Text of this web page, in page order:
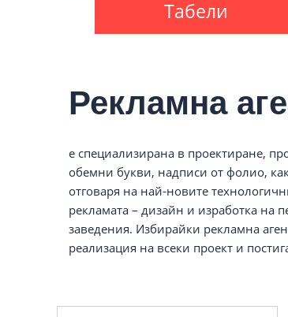
Табели
Рекламна
е специализирана в проектиране,
обемни букви, надписи от фолио,
отговаря на най-новите
рекламата – дизайн и изработка на
заведения. Избирайки рекламна
реализация на всеки проект и